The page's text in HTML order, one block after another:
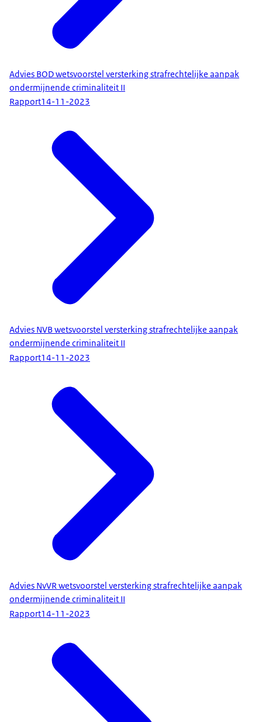
Advies BOD wetsvoorstel versterking strafrechtelijke aanpak
ondermijnende criminaliteit II
Rapport14-11-2023
Advies NVB wetsvoorstel versterking strafrechtelijke aanpak
ondermijnende criminaliteit II
Rapport14-11-2023
Advies NvVR wetsvoorstel versterking strafrechtelijke aanpak
ondermijnende criminaliteit II
Rapport14-11-2023